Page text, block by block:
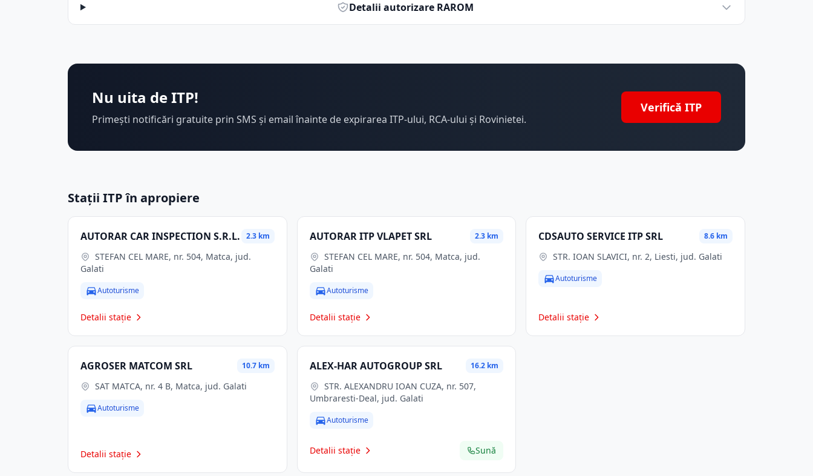
Detalii autorizare RAROM
Nu uita de ITP!
Primești notificări gratuite prin SMS și email înainte de expirarea ITP-ului, RCA-ului și Rovinietei.
Verifică ITP
Stații ITP în apropiere
AUTORAR CAR INSPECTION S.R.L. 2.3 km
Galati
Autoturisme
Detalii stație
AUTORAR ITP VLAPET SRL 2.3 km
Galati
Autoturisme
Detalii stație
CDSAUTO SERVICE ITP SRL 8.6 km
STR. IOAN SLAVICI, nr. 2, Liesti, jud. Galati
Autoturisme
Detalii stație
AGROSER MATCOM SRL 10.7 km
SAT MATCA, nr. 4 B, Matca, jud. Galati
Autoturisme
Detalii stație
ALEX-HAR AUTOGROUP SRL 16.2 km
Umbraresti-Deal, jud. Galati
Autoturisme
Detalii stație Sună